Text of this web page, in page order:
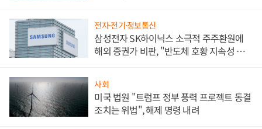
전자·전기·정보통신
삼성전자 SK하이닉스 소극적 주주환원에
해외 증권가 비판, "반도체 호황 지속성 의
사회
미국 법원 "트럼프 정부 풍력 프로젝트 동결
조치는 위법", 해제 명령 내려